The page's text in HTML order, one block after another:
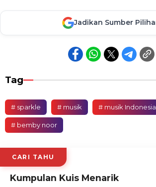
Jadikan Sumber
Tag
# sparkle # musik # musik Indonesia
# bemby noor
CARI TAHU
Kumpulan Kuis Menarik